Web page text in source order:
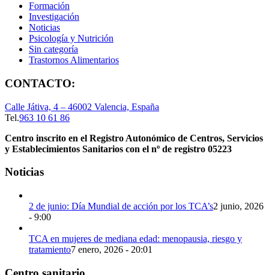
Formación
Investigación
Noticias
Psicología y Nutrición
Sin categoría
Trastornos Alimentarios
CONTACTO:
Calle Játiva, 4 – 46002 Valencia, España
Tel.963 10 61 86
Centro inscrito en el Registro Autonómico de Centros, Servicios
y Establecimientos Sanitarios con el nº de registro 05223
Noticias
2 de junio: Día Mundial de acción por los TCA’s2 junio, 2026
- 9:00
TCA en mujeres de mediana edad: menopausia, riesgo y
tratamiento7 enero, 2026 - 20:01